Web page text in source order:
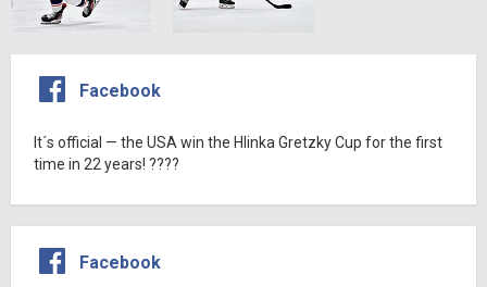
Facebook
It´s official — the USA win the Hlinka Gretzky Cup for the first
time in 22 years! ????
Facebook